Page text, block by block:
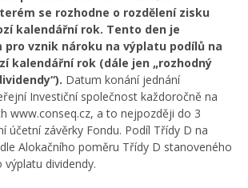
se rozhodne o rozdělení zisku
kalendářní rok. Tento den je
pro vznik nároku na výplatu podílů na
kalendářní rok (dále jen „rozhodný
Datum konání jednání
Investiční společnost každoročně na
www.conseq.cz, a to nejpozději do 3
účetní závěrky Fondu. Podíl Třídy D na
Alokačního poměru Třídy D stanoveného
dividendy.